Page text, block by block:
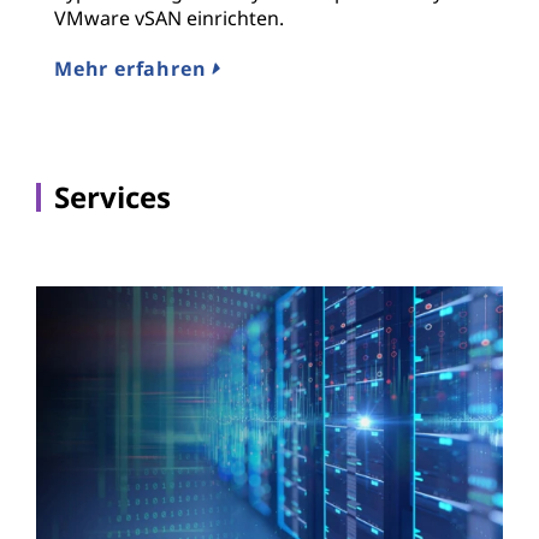
VMware vSAN einrichten.
Mehr erfahren
Services